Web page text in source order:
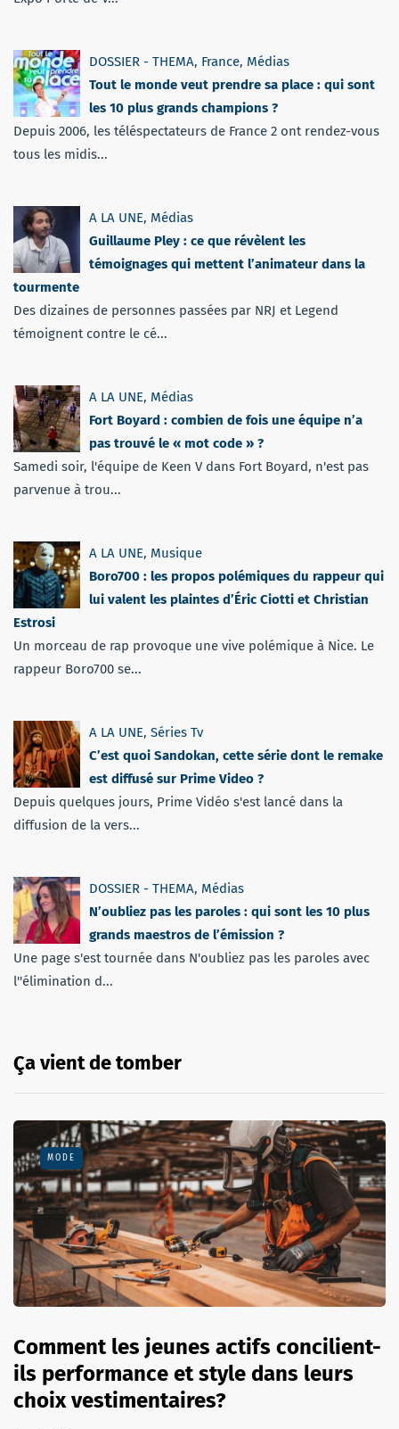
DOSSIER - THEMA, France, Médias
Tout le monde veut prendre sa place : qui sont
les 10 plus grands champions ?
Depuis 2006, les téléspectateurs de France 2 ont rendez-vous
tous les midis...
A LA UNE, Médias
Guillaume Pley : ce que révèlent les
témoignages qui mettent l’animateur dans la
tourmente
Des dizaines de personnes passées par NRJ et Legend
témoignent contre le cé...
A LA UNE, Médias
Fort Boyard : combien de fois une équipe n’a
pas trouvé le « mot code » ?
Samedi soir, l'équipe de Keen V dans Fort Boyard, n'est pas
parvenue à trou...
A LA UNE, Musique
Boro700 : les propos polémiques du rappeur qui
lui valent les plaintes d’Éric Ciotti et Christian
Estrosi
Un morceau de rap provoque une vive polémique à Nice. Le
rappeur Boro700 se...
A LA UNE, Séries Tv
C’est quoi Sandokan, cette série dont le remake
est diffusé sur Prime Video ?
Depuis quelques jours, Prime Vidéo s'est lancé dans la
diffusion de la vers...
DOSSIER - THEMA, Médias
N’oubliez pas les paroles : qui sont les 10 plus
grands maestros de l’émission ?
Une page s'est tournée dans N'oubliez pas les paroles avec
l''élimination d...
Ça vient de tomber
MODE
Comment les jeunes actifs concilient-
ils performance et style dans leurs
choix vestimentaires?